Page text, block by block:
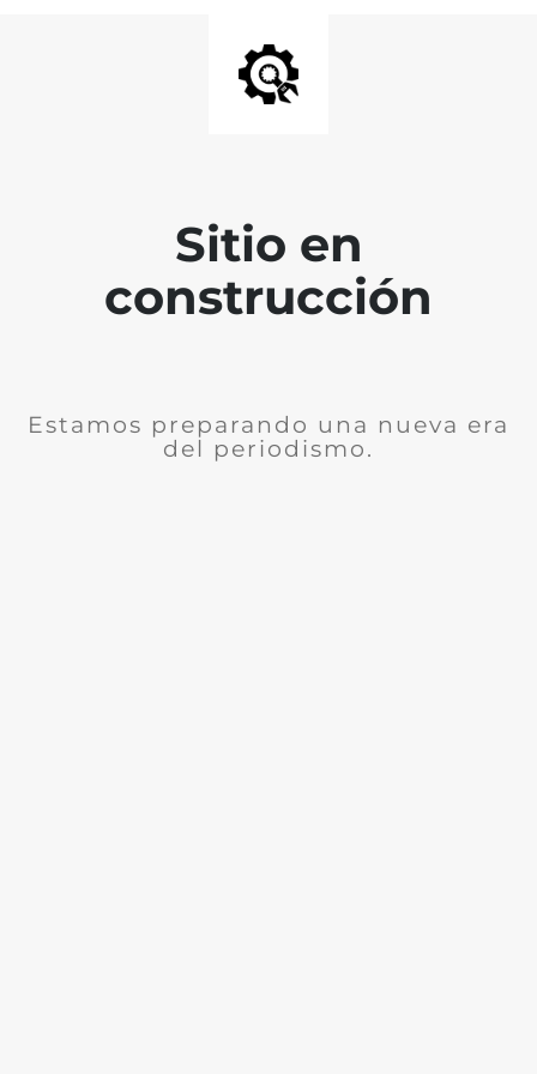
Sitio en
construcción
Estamos preparando una nueva era
del periodismo.